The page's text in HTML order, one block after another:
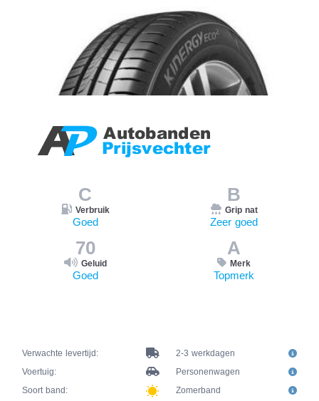
C
Verbruik
Goed
B
Grip nat
Zeer goed
70
Geluid
Goed
A
Merk
Topmerk
Verwachte levertijd:
2-3 werkdagen
Voertuig:
Personenwagen
Soort band:
Zomerband